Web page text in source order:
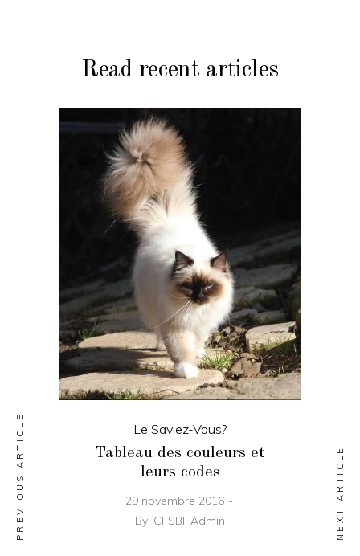
PREVIOUS ARTICLE NEXT ARTICLE
Read recent articles
Le Saviez-Vous?
Tableau des couleurs et
leurs codes
29 novembre 2016
By CFSBI_Admin